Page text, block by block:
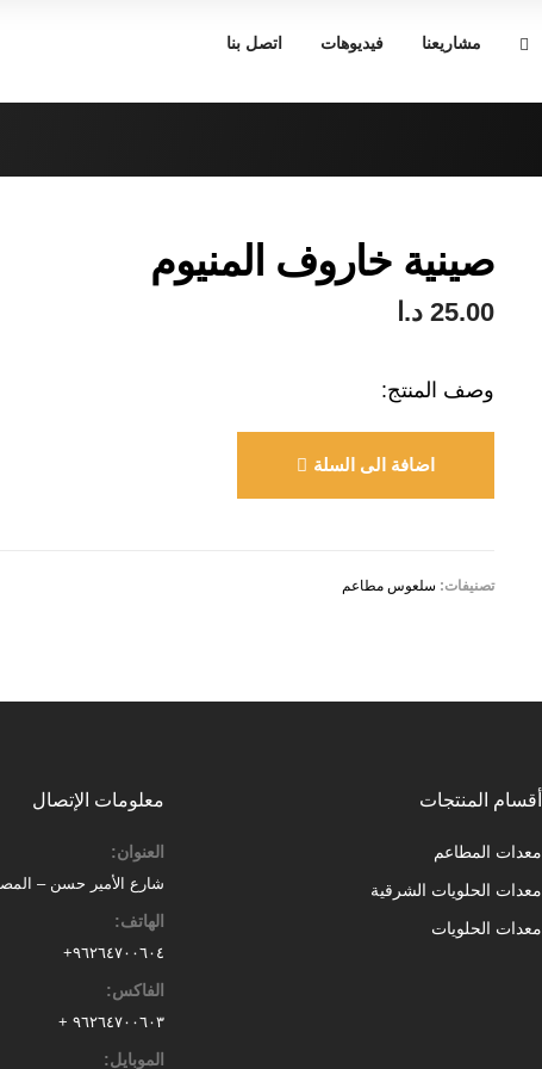
مشاريعنا فيديوهات اتصل بنا
صينية خاروف المنيوم
25.00 د.ا
وصف المنتج:
اضافة الى السلة
تصنيفات: سلعوس مطاعم
أقسام المنتجات
معدات المطاعم
معدات الحلويات الشرقية
معدات الحلويات
معلومات الإتصال
العنوان:
شارع الأمير حسن –
الهاتف:
٩٦٢٦٤٧٠٠٦٠٤+
الفاكس:
٩٦٢٦٤٧٠٠٦٠٣ +
الموبايل: